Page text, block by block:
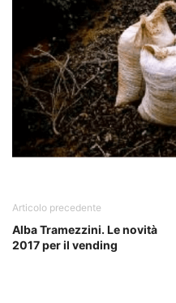
Articolo precedente
Alba Tramezzini. Le novità
2017 per il vending